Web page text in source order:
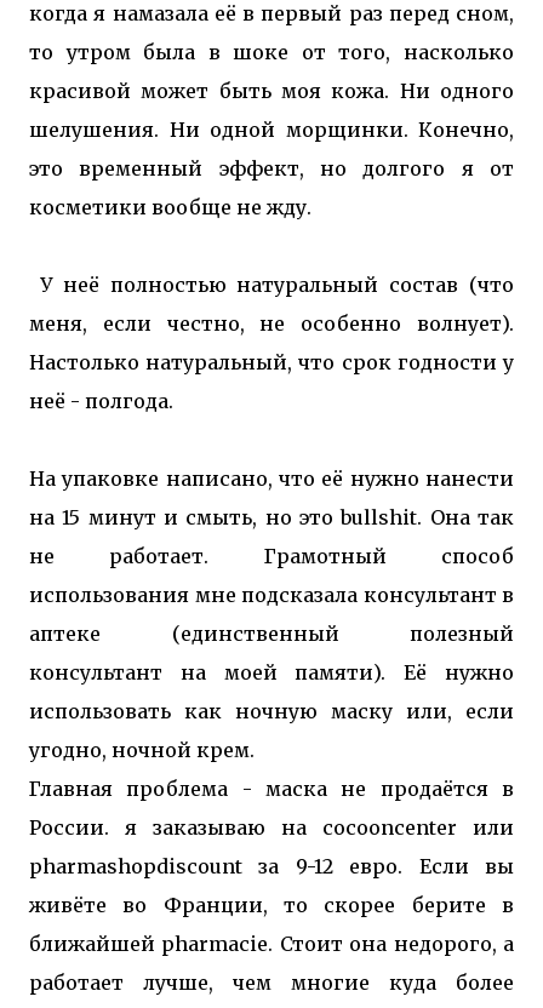
когда я намазала её в первый раз перед сном,
то утром была в шоке от того, насколько
красивой может быть моя кожа. Ни одного
шелушения. Ни одной морщинки. Конечно,
это временный эффект, но долгого я от
косметики вообще не жду.
У неё полностью натуральный состав (что
меня, если честно, не особенно волнует).
Настолько натуральный, что срок годности у
неё - полгода.
На упаковке написано, что её нужно нанести
на 15 минут и смыть, но это bullshit. Она так
не работает. Грамотный способ
использования мне подсказала консультант в
аптеке (единственный полезный
консультант на моей памяти). Её нужно
использовать как ночную маску или, если
угодно, ночной крем.
Главная проблема - маска не продаётся в
России. я заказываю на cocooncenter или
pharmashopdiscount за 9-12 евро. Если вы
живёте во Франции, то скорее берите в
ближайшей pharmacie. Стоит она недорого, а
работает лучше, чем многие куда более